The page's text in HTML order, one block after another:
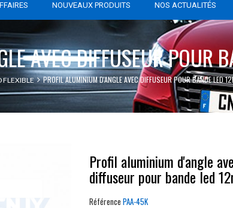
NOUVEAUX PRODUITS NOS ACTUALITÉS
AVEC DIFFUSEUR POUR
FLEXIBLE PROFIL ALUMINIUM D'ANGLE AVEC DIFFUSEUR POUR BANDE LED
Profil aluminium d'angle
diffuseur pour bande led
Référence PAA-45K